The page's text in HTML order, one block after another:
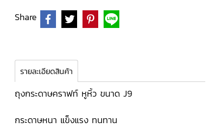
Share
รายละเอียดสินค้า
ถุงกระดาษคราฟท์ หูหิ้ว ขนาด J9
กระดาษหนา แข็งแรง ทนทาน